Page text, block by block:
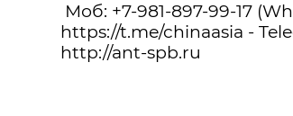
Моб: +7-981-897-99-17
https://t.me/chinaasia -
http://ant-spb.ru